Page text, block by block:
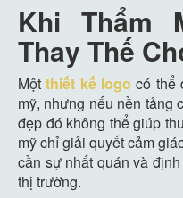
Khi Thẩm
Thay Thế
Mộtthiết kế logo có thể
mỹ, nhưng nếu nền tảng
đẹp đó không thể giúp
mỹ chỉ giải quyết cảm
cần sự nhất quán và
thị trường.